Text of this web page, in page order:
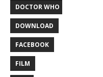
DOCTOR WHO
DOWNLOAD
FACEBOOK
FILM